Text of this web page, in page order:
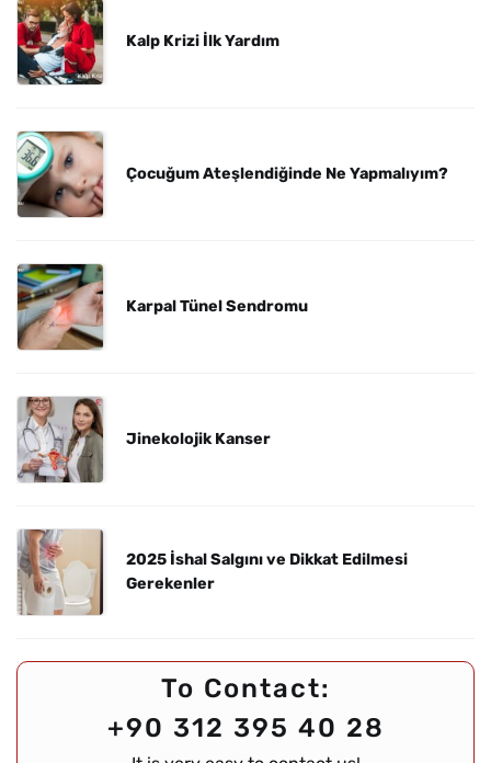
Kalp Krizi İlk Yardım
Çocuğum Ateşlendiğinde Ne Yapmalıyım?
Karpal Tünel Sendromu
Jinekolojik Kanser
2025 İshal Salgını ve Dikkat Edilmesi
Gerekenler
To Contact:
+90 312 395 40 28